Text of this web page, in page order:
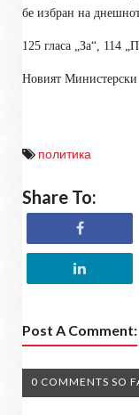
бе избран на
125 гласа „За“, 114
Новият Министерски
политика
Share To:
Post A Comment:
0 COMMENTS SO